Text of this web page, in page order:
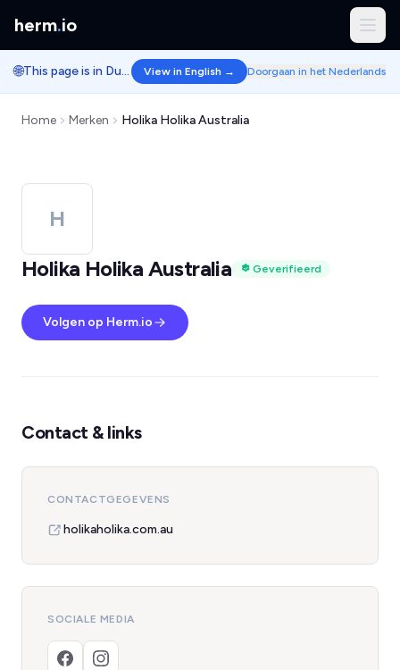
herm.io
🌐 This page is in Dutch. View in English → Doorgaan in het Nederlands
Home Merken Holika Holika Australia
H
Holika Holika Australia
Geverifieerd
Volgen op Herm.io
Contact & links
CONTACTGEGEVENS
holikaholika.com.au
SOCIALE MEDIA